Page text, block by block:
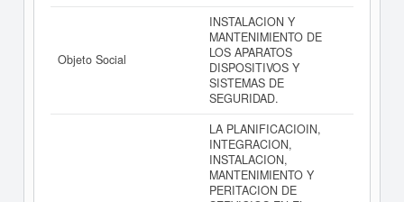
Objeto Social
INSTALACION Y
MANTENIMIENTO DE
LOS APARATOS
DISPOSITIVOS Y
SISTEMAS DE
SEGURIDAD.
LA PLANIFICACIOIN,
INTEGRACION,
INSTALACION,
MANTENIMIENTO Y
PERITACION DE